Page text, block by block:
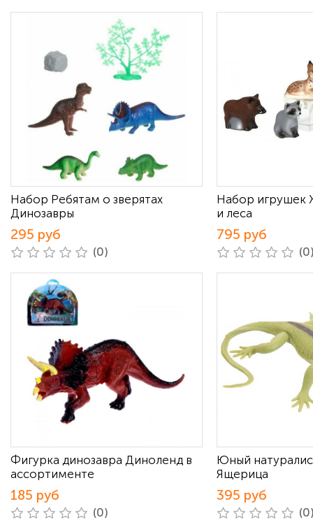
Набор Ребятам о зверятах
Динозавры
295 руб
(0)
Набор игрушек
и леса
795 руб
Фигурка динозавра Диноленд в
ассортименте
185 руб
(0)
Юный
Ящерица
395 руб